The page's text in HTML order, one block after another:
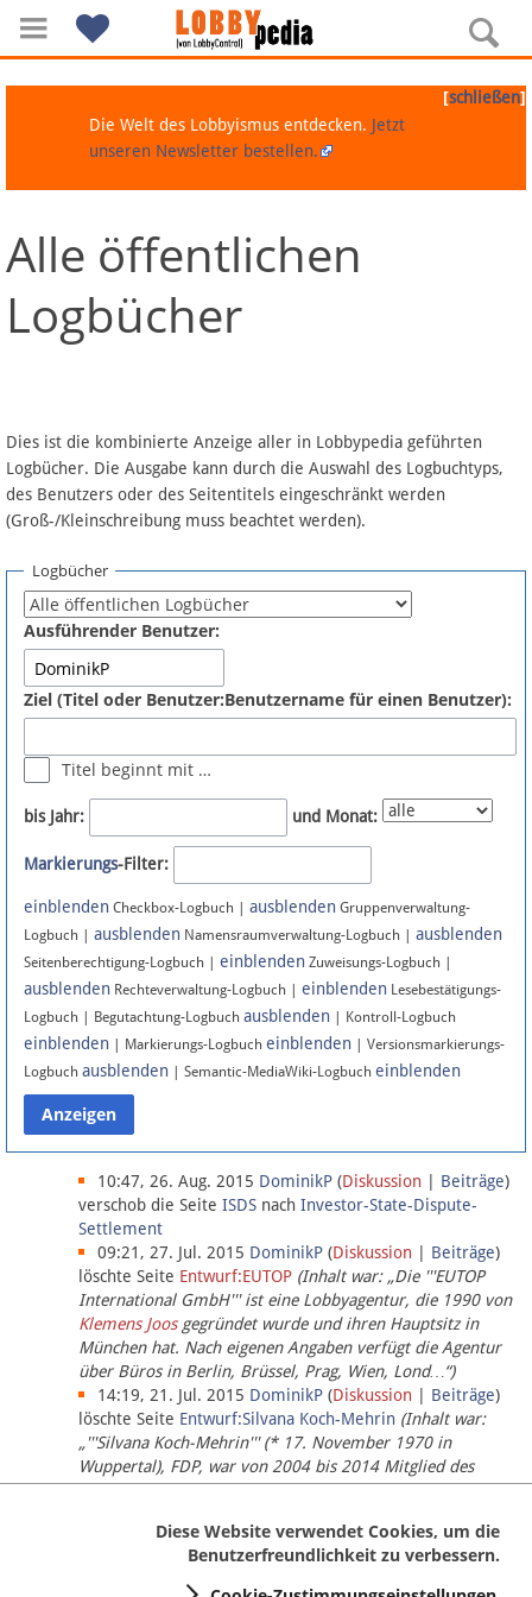
Navigation
Über Lobbypedia
Artikel nach Kategorien
FAQ
Fördermitglied werden
Fehler melden
Newsletter
Bluesky
Facebook
Instagram
Anmelden
Datenschutz
Über Lobbypedia
Impressum
[schließen]
Die Welt des Lobbyismus entdecken. Jetzt
unseren Newsletter bestellen.
Alle öffentlichen
Logbücher
Dies ist die kombinierte Anzeige aller in Lobbypedia geführten
Logbücher. Die Ausgabe kann durch die Auswahl des Logbuchtyps,
des Benutzers oder des Seitentitels eingeschränkt werden
(Groß-/Kleinschreibung muss beachtet werden).
Logbücher
Ausführender Benutzer:
Ziel (Titel oder Benutzer:Benutzername für einen Benutzer):
Titel beginnt mit …
bis Jahr: und Monat:
Markierungs-Filter:
einblenden Checkbox-Logbuch | ausblenden Gruppenverwaltung-
Logbuch | ausblenden Namensraumverwaltung-Logbuch | ausblenden
Seitenberechtigung-Logbuch | einblenden Zuweisungs-Logbuch |
ausblenden Rechteverwaltung-Logbuch | einblenden Lesebestätigungs-
Logbuch | Begutachtung-Logbuch ausblenden | Kontroll-Logbuch
einblenden | Markierungs-Logbuch einblenden | Versionsmarkierungs-
Logbuch ausblenden | Semantic-MediaWiki-Logbuch einblenden
10:47, 26. Aug. 2015 DominikP (Diskussion Beiträge)
verschob die Seite ISDS nach Investor-State-Dispute-
Settlement
09:21, 27. Jul. 2015 DominikP (Diskussion Beiträge)
löschte Seite Entwurf:EUTOP (Inhalt war: „Die '''EUTOP
International GmbH''' ist eine Lobbyagentur, die 1990 von
Klemens Joosgegründet wurde und ihren Hauptsitz in
München hat. Nach eigenen Angaben verfügt die Agentur
über Büros in Berlin, Brüssel, Prag, Wien, Lond…“)
14:19, 21. Jul. 2015 DominikP (Diskussion Beiträge)
löschte Seite Entwurf:Silvana Koch-Mehrin (Inhalt war:
„'''Silvana Koch-Mehrin''' (* 17. November 1970 in
Wuppertal), FDP, war von 2004 bis 2014 Mitglied des
Europäischen Parlaments, seit November 2014 ist sie für
Diese Website verwendet Cookies, um die
Benutzerfreundlichkeit zu verbessern.